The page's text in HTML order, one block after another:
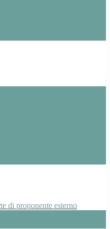
di proponente esterno